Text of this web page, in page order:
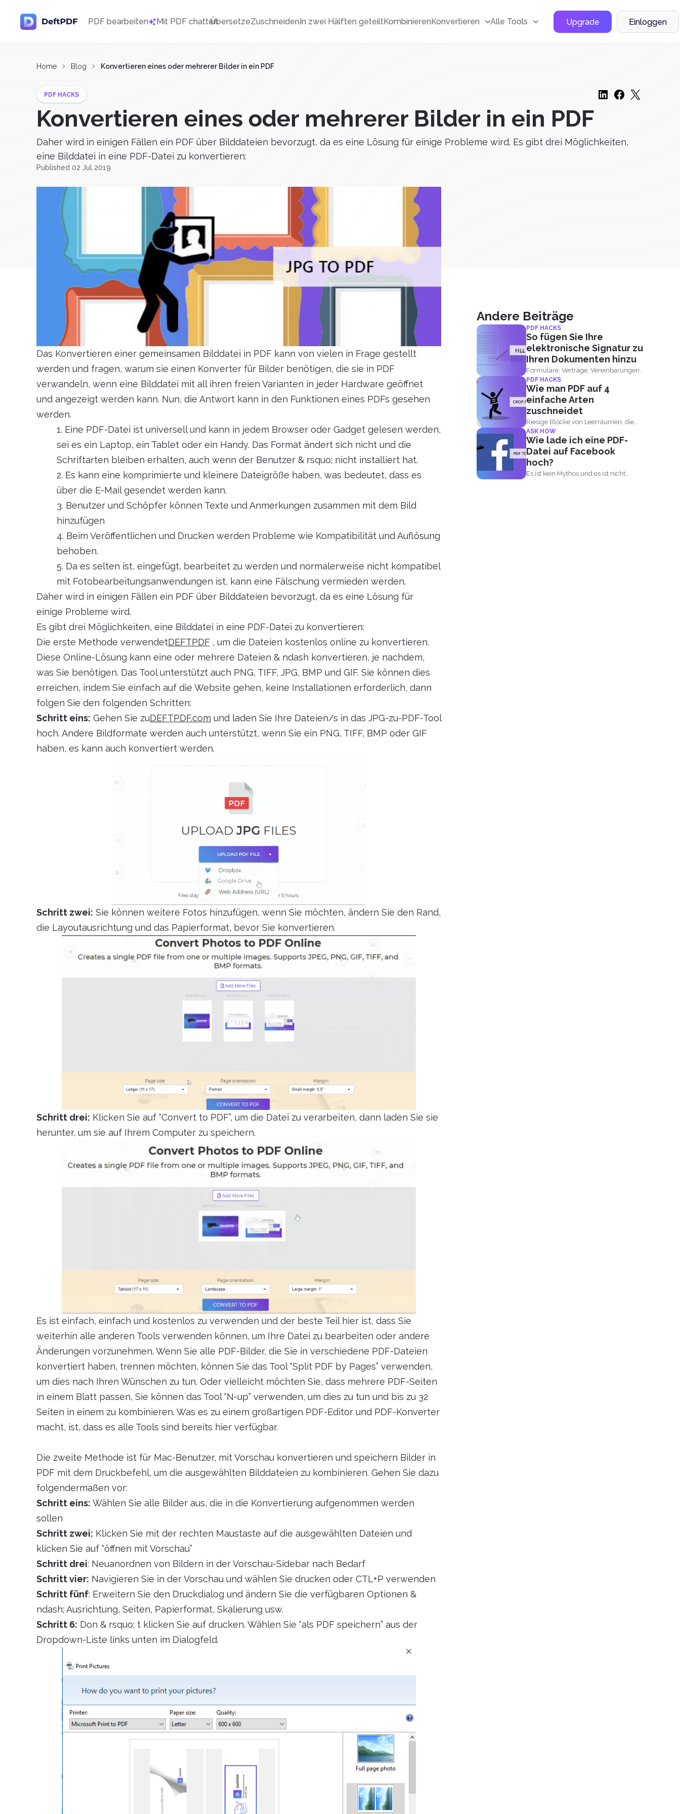
PDF bearbeiten Mit PDF chattenÜbersetzeZuschneidenIn zwei Hälften geteiltKombinierenKonvertieren Alle Tools Upgrade Einloggen
Home Blog Konvertieren eines oder mehrerer Bilder in ein PDF
PDF HACKS
Konvertieren eines oder mehrerer Bilder in ein PDF
Daher wird in einigen Fällen ein PDF über Bilddateien bevorzugt, da es eine Lösung für einige Probleme wird. Es gibt drei Möglichkeiten,
eine Bilddatei in eine PDF-Datei zu konvertieren:
Published 02 Jul 2019
Das Konvertieren einer gemeinsamen Bilddatei in PDF kann von vielen in Frage gestellt
werden und fragen, warum sie einen Konverter für Bilder benötigen, die sie in PDF
verwandeln, wenn eine Bilddatei mit all ihren freien Varianten in jeder Hardware geöffnet
und angezeigt werden kann. Nun, die Antwort kann in den Funktionen eines PDFs gesehen
werden.
1. Eine PDF-Datei ist universell und kann in jedem Browser oder Gadget gelesen werden,
sei es ein Laptop, ein Tablet oder ein Handy. Das Format ändert sich nicht und die
Schriftarten bleiben erhalten, auch wenn der Benutzer & rsquo; nicht installiert hat.
2. Es kann eine komprimierte und kleinere Dateigröße haben, was bedeutet, dass es
über die E-Mail gesendet werden kann.
3. Benutzer und Schöpfer können Texte und Anmerkungen zusammen mit dem Bild
hinzufügen
4. Beim Veröffentlichen und Drucken werden Probleme wie Kompatibilität und Auflösung
behoben.
5. Da es selten ist, eingefügt, bearbeitet zu werden und normalerweise nicht kompatibel
mit Fotobearbeitungsanwendungen ist, kann eine Fälschung vermieden werden.
Daher wird in einigen Fällen ein PDF über Bilddateien bevorzugt, da es eine Lösung für
einige Probleme wird.
Es gibt drei Möglichkeiten, eine Bilddatei in eine PDF-Datei zu konvertieren:
Die erste Methode verwendetDEFTPDF , um die Dateien kostenlos online zu konvertieren.
Diese Online-Lösung kann eine oder mehrere Dateien & ndash konvertieren, je nachdem,
was Sie benötigen. Das Tool unterstützt auch PNG, TIFF, JPG, BMP und GIF. Sie können dies
erreichen, indem Sie einfach auf die Website gehen, keine Installationen erforderlich, dann
folgen Sie den folgenden Schritten:
Schritt eins: Gehen Sie zuDEFTPDF.com und laden Sie Ihre Dateien/s in das JPG-zu-PDF-Tool
hoch. Andere Bildformate werden auch unterstützt, wenn Sie ein PNG, TIFF, BMP oder GIF
haben, es kann auch konvertiert werden.
Schritt zwei: Sie können weitere Fotos hinzufügen, wenn Sie möchten, ändern Sie den Rand,
die Layoutausrichtung und das Papierformat, bevor Sie konvertieren.
Schritt drei: Klicken Sie auf “Convert to PDF”, um die Datei zu verarbeiten, dann laden Sie sie
herunter, um sie auf Ihrem Computer zu speichern.
Es ist einfach, einfach und kostenlos zu verwenden und der beste Teil hier ist, dass Sie
weiterhin alle anderen Tools verwenden können, um Ihre Datei zu bearbeiten oder andere
Änderungen vorzunehmen. Wenn Sie alle PDF-Bilder, die Sie in verschiedene PDF-Dateien
konvertiert haben, trennen möchten, können Sie das Tool “Split PDF by Pages” verwenden,
um dies nach Ihren Wünschen zu tun. Oder vielleicht möchten Sie, dass mehrere PDF-Seiten
in einem Blatt passen, Sie können das Tool “N-up” verwenden, um dies zu tun und bis zu 32
Seiten in einem zu kombinieren. Was es zu einem großartigen PDF-Editor und PDF-Konverter
macht, ist, dass es alle Tools sind bereits hier verfügbar.
Die zweite Methode ist für Mac-Benutzer, mit Vorschau konvertieren und speichern Bilder in
PDF mit dem Druckbefehl, um die ausgewählten Bilddateien zu kombinieren. Gehen Sie dazu
folgendermaßen vor:
Schritt eins: Wählen Sie alle Bilder aus, die in die Konvertierung aufgenommen werden
sollen
Schritt zwei: Klicken Sie mit der rechten Maustaste auf die ausgewählten Dateien und
klicken Sie auf “öffnen mit Vorschau”
Schritt drei: Neuanordnen von Bildern in der Vorschau-Sidebar nach Bedarf
Schritt vier: Navigieren Sie in der Vorschau und wählen Sie drucken oder CTL+P verwenden
Schritt fünf: Erweitern Sie den Druckdialog und ändern Sie die verfügbaren Optionen &
ndash; Ausrichtung, Seiten, Papierformat, Skalierung usw.
Schritt 6: Don & rsquo; t klicken Sie auf drucken. Wählen Sie “als PDF speichern” aus der
Dropdown-Liste links unten im Dialogfeld.
Andere Beiträge
PDF HACKS
So fügen Sie Ihre
elektronische Signatur zu
Ihren Dokumenten hinzu
Formulare, Verträge, Vereinbarungen
oder Briefe - &nbsp; Dies sind...
PDF HACKS
Wie man PDF auf 4
einfache Arten
zuschneidet
Riesige Blöcke von Leerräumen, die
als Ränder...
ASK HOW
Wie lade ich eine PDF-
Datei auf Facebook
hoch?
Es ist kein Mythos und es ist nicht